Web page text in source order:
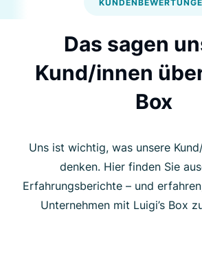
Das sagen
Kund/innen
Box
Uns ist wichtig, was unsere
denken. Hier finden Sie
Erfahrungsberichte – und
Unternehmen mit Luigi’s Box